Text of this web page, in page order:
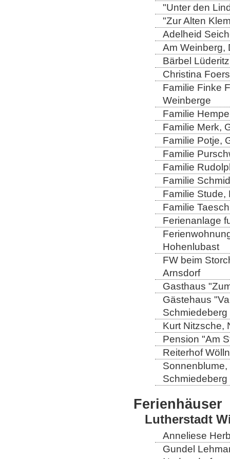
"Unter den
"Zur Alten
Adelheid
Am Weinberg,
Bärbel
Christina
Familie Finke
Weinberge
Familie
Familie Merk,
Familie Potje,
Familie
Familie
Familie
Familie Stude,
Familie
Ferienanlage
Hohenlubast
FW beim
Arnsdorf
Gasthaus
Gästehaus
Schmiedeberg
Kurt Nitzsche,
Pension "Am
Reiterhof
Sonnenblume,
Schmiedeberg
Ferienhäuser
Lutherstadt
Anneliese
Gundel